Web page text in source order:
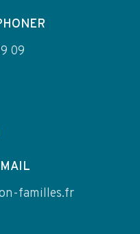
09
familles.fr